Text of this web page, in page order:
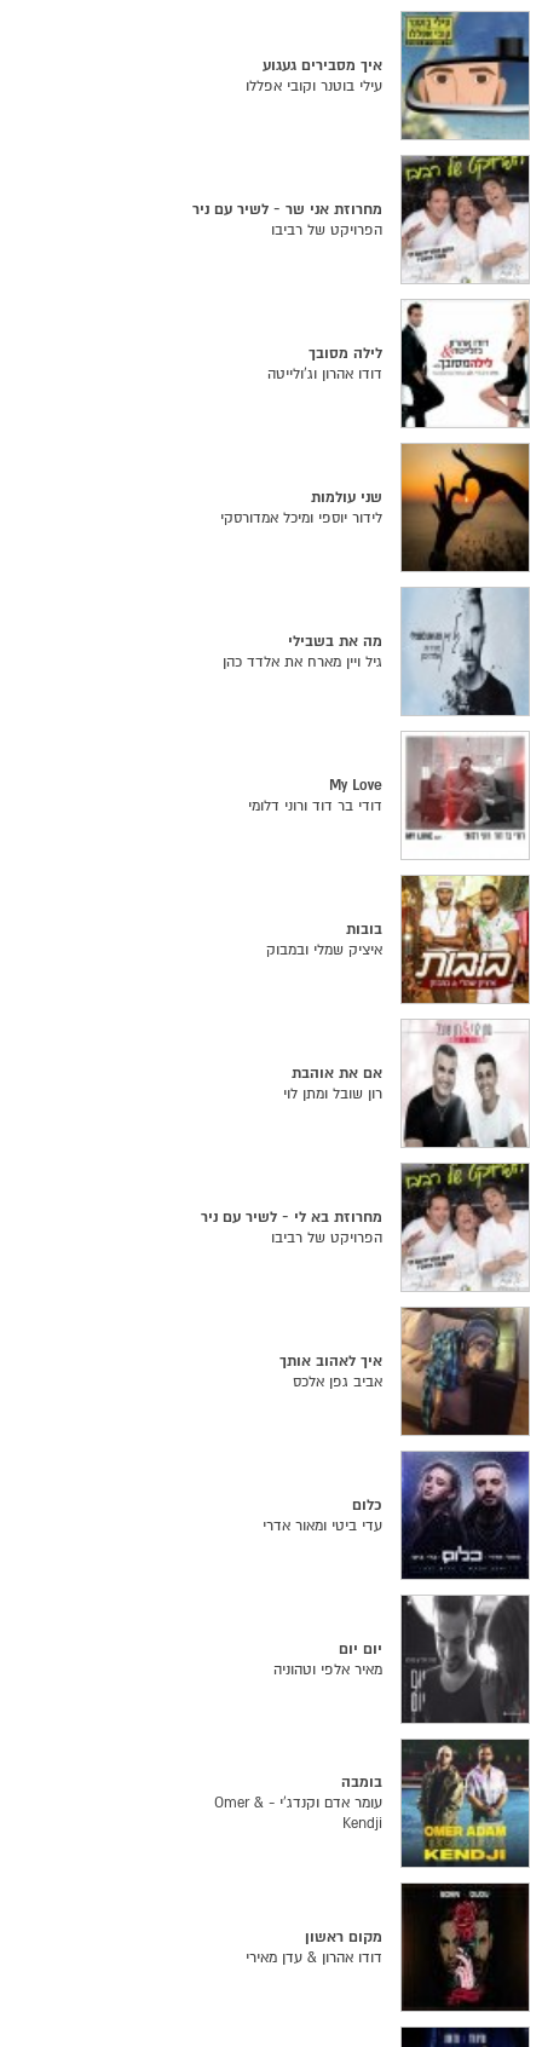
איך מסבירים געגוע
עילי בוטנר וקובי אפללו
מחרוזת אני שר - לשיר עם ניר
הפרויקט של רביבו
לילה מסובך
דודו אהרון וג'ולייטה
שני עולמות
לידור יוספי ומיכל אמדורסקי
מה את בשבילי
גיל ויין מארח את אלדד כהן
My Love
דודי בר דוד ורוני דלומי
בובות
איציק שמלי ובמבוק
אם את אוהבת
רון שובל ומתן לוי
מחרוזת בא לי - לשיר עם ניר
הפרויקט של רביבו
איך לאהוב אותך
אביב גפן אלכס
כלום
עדי ביטי ומאור אדרי
יום יום
מאיר אלפי וטהוניה
בומבה
עומר אדם וקנדג'י - Omer &
Kendji
מקום ראשון
דודו אהרון & עדן מאירי